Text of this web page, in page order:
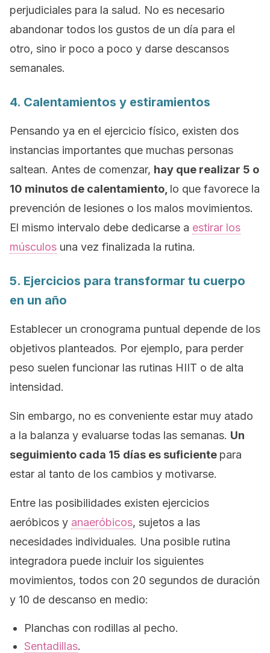
perjudiciales para la salud. No es necesario
abandonar todos los gustos de un día para el
otro, sino ir poco a poco y darse descansos
semanales.
4. Calentamientos y estiramientos
Pensando ya en el ejercicio físico, existen dos
instancias importantes que muchas personas
saltean. Antes de comenzar, hay que realizar 5 o
10 minutos de calentamiento, lo que favorece la
prevención de lesiones o los malos movimientos.
El mismo intervalo debe dedicarse a estirar los
músculos una vez finalizada la rutina.
5. Ejercicios para transformar tu cuerpo
en un año
Establecer un cronograma puntual depende de los
objetivos planteados. Por ejemplo, para perder
peso suelen funcionar las rutinas HIIT o de alta
intensidad.
Sin embargo, no es conveniente estar muy atado
a la balanza y evaluarse todas las semanas. Un
seguimiento cada 15 días es suficiente para
estar al tanto de los cambios y motivarse.
Entre las posibilidades existen ejercicios
aeróbicos y anaeróbicos, sujetos a las
necesidades individuales. Una posible rutina
integradora puede incluir los siguientes
movimientos, todos con 20 segundos de duración
y 10 de descanso en medio:
Planchas con rodillas al pecho.
Sentadillas.